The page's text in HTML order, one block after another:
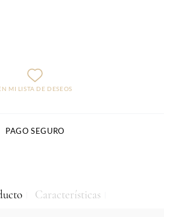
MI LISTA DE DESEOS
PAGO SEGURO
Características